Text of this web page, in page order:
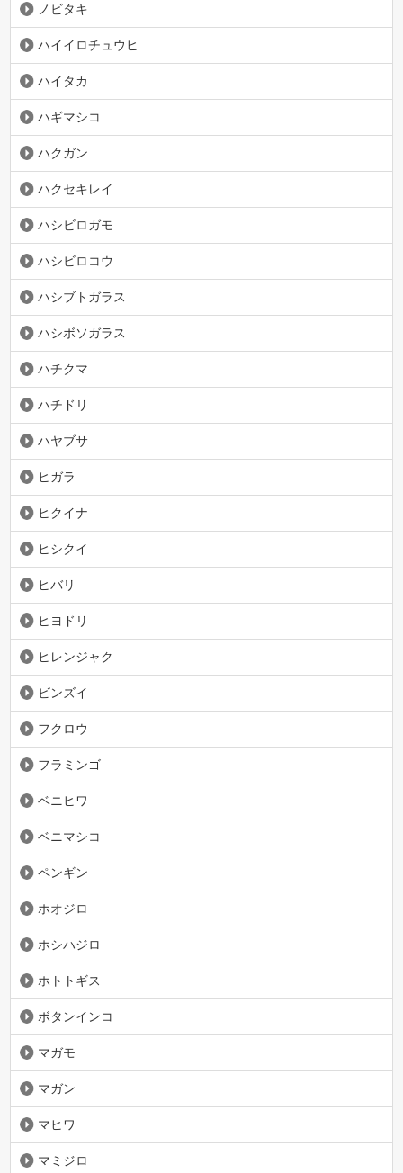
ノビタキ
ハイイロチュウヒ
ハイタカ
ハギマシコ
ハクガン
ハクセキレイ
ハシビロガモ
ハシビロコウ
ハシブトガラス
ハシボソガラス
ハチクマ
ハチドリ
ハヤブサ
ヒガラ
ヒクイナ
ヒシクイ
ヒバリ
ヒヨドリ
ヒレンジャク
ビンズイ
フクロウ
フラミンゴ
ベニヒワ
ベニマシコ
ペンギン
ホオジロ
ホシハジロ
ホトトギス
ボタンインコ
マガモ
マガン
マヒワ
マミジロ